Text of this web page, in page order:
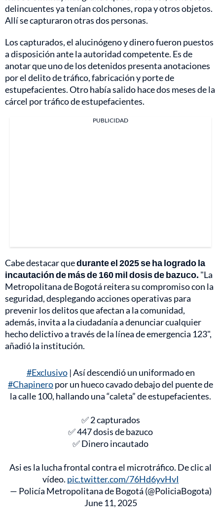
delincuentes ya tenían colchones, ropa y otros objetos.
Allí se capturaron otras dos personas.
Los capturados, el alucinógeno y dinero fueron puestos
a disposición ante la autoridad competente. Es de
anotar que uno de los detenidos presenta anotaciones
por el delito de tráfico, fabricación y porte de
estupefacientes. Otro había salido hace dos meses de la
cárcel por tráfico de estupefacientes.
PUBLICIDAD
Cabe destacar quedurante el 2025 se ha logrado la
incautación de más de 160 mil dosis de bazuco. "La
Metropolitana de Bogotá reitera su compromiso con la
seguridad, desplegando acciones operativas para
prevenir los delitos que afectan a la comunidad,
además, invita a la ciudadanía a denunciar cualquier
hecho delictivo a través de la línea de emergencia 123",
añadió la institución.
#Exclusivo| Así descendió un uniformado en
#Chapineropor un hueco cavado debajo del puente de
la calle 100, hallando una “caleta” de estupefacientes.
✅ 2 capturados
✅ 447 dosis de bazuco
✅ Dinero incautado
Asi es la lucha frontal contra el microtráfico. De clic al
vídeo. pic.twitter.com/76Hd6yvHvI
— Policía Metropolitana de Bogotá (@PoliciaBogota)
June 11, 2025